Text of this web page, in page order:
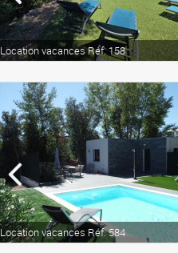
Location vacances Réf. 158
Location vacances Réf. 584